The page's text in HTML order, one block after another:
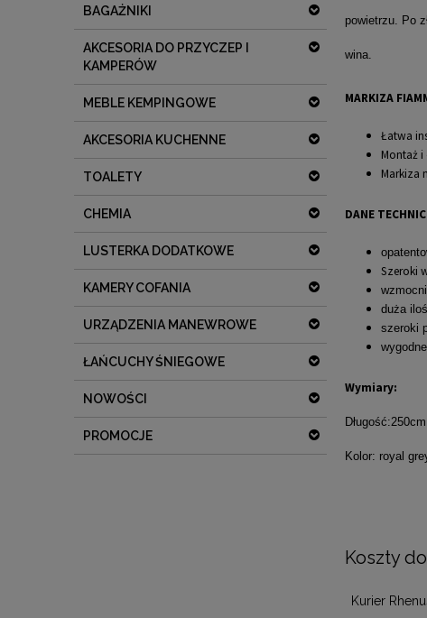
BAGAŻNIKI
AKCESORIA DO PRZYCZEP I
KAMPERÓW
MEBLE KEMPINGOWE
AKCESORIA KUCHENNE
TOALETY
CHEMIA
LUSTERKA DODATKOWE
KAMERY COFANIA
URZĄDZENIA MANEWROWE
ŁAŃCUCHY ŚNIEGOWE
NOWOŚCI
PROMOCJE
powietrzu. Po
wina.
MARKIZA
Łatwa
Montaż
Markiza
DANE
Szeroki
duża
szeroki
Wymiary:
Długość:250cm
Kolor: royal
Koszty
Kurier